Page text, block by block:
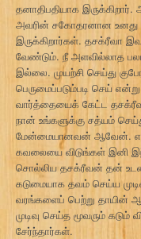
தனாதிபதியாக இருக்கிறார்.
அவரின் சகோதரனான உனது
இருக்கிறார்கள். தசக்ரீவா
வேண்டும். நீ அளவில்லாத
இல்லை. முயற்சி செய்து
பெருமைப்படும்படி செய்
வார்த்தையைக் கேட்ட
நான் உங்களுக்கு சத்யம்
மேன்மையானவன் ஆவேன். என்
கவலையை விடுங்கள் இனி
சொல்லிய தசக்ரீவன் தன்
கடுமையாக தவம் செய்ய
வரங்களைப் பெற்று தாயின்
முடிவு செய்த மூவரும்
சேர்ந்தார்கள்.